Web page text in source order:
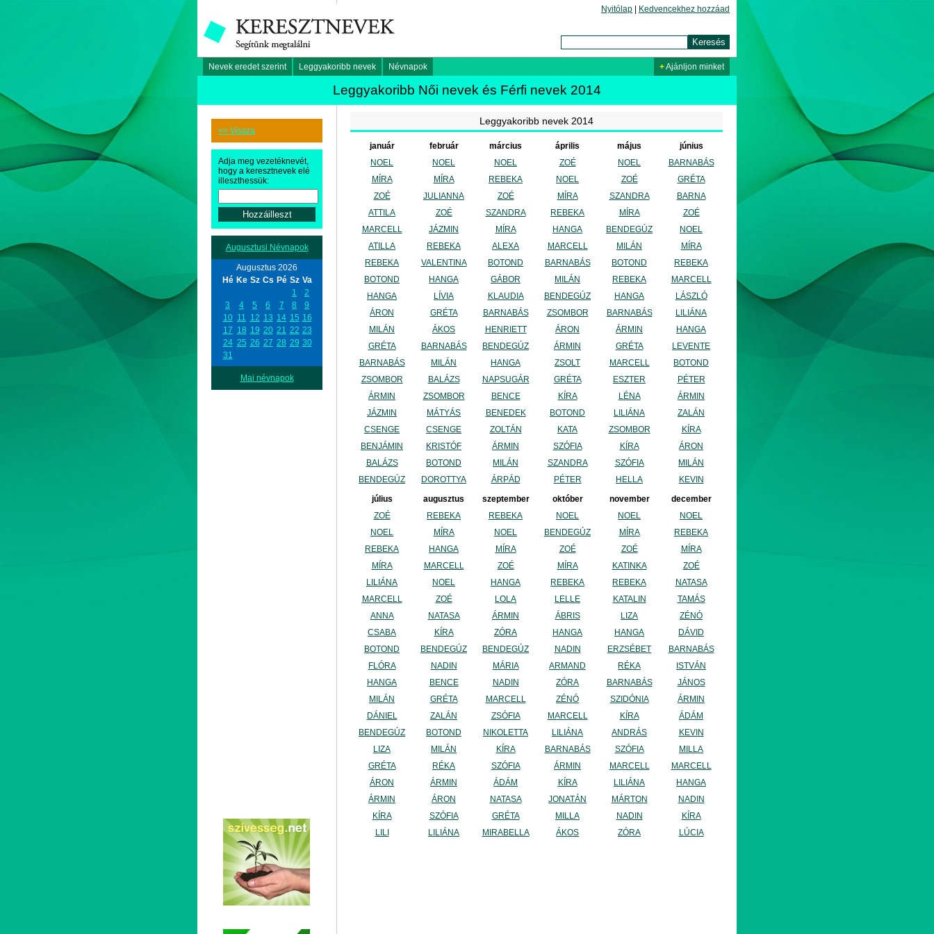
Nyitólap Kedvencekhez hozzáad
Nevek eredet szerint Leggyakoribb nevek Névnapok +Ajánljon minket
Leggyakoribb Női nevek és Férfi nevek 2014
<< Vissza
Adja meg vezetéknevét,
hogy a keresztnevek elé
illeszthessük:
Augusztusi Névnapok
Augusztus 2026
Hé Ke Sz Cs Pé Sz Va
1
2
3
4 5 6 7 8
9
10 11 12 13 14 15 16
17 18 19 20 21 22 23
24 25 26 27 28 29 30
31
Mai névnapok
Leggyakoribb nevek 2014
január
NOEL
MÍRA
ZOÉ
ATTILA
MARCELL
ATILLA
REBEKA
BOTOND
HANGA
ÁRON
MILÁN
GRÉTA
BARNABÁS
ZSOMBOR
ÁRMIN
JÁZMIN
CSENGE
BENJÁMIN
BALÁZS
BENDEGÚZ
február
NOEL
MÍRA
JULIANNA
ZOÉ
JÁZMIN
REBEKA
VALENTINA
HANGA
LÍVIA
GRÉTA
ÁKOS
BARNABÁS
MILÁN
BALÁZS
ZSOMBOR
MÁTYÁS
CSENGE
KRISTÓF
BOTOND
DOROTTYA
március
NOEL
REBEKA
ZOÉ
SZANDRA
MÍRA
ALEXA
BOTOND
GÁBOR
KLAUDIA
BARNABÁS
HENRIETT
BENDEGÚZ
HANGA
NAPSUGÁR
BENCE
BENEDEK
ZOLTÁN
ÁRMIN
MILÁN
ÁRPÁD
április
ZOÉ
NOEL
MÍRA
REBEKA
HANGA
MARCELL
BARNABÁS
MILÁN
BENDEGÚZ
ZSOMBOR
ÁRON
ÁRMIN
ZSOLT
GRÉTA
KÍRA
BOTOND
KATA
SZÓFIA
SZANDRA
PÉTER
május
NOEL
ZOÉ
SZANDRA
MÍRA
BENDEGÚZ
MILÁN
BOTOND
REBEKA
HANGA
BARNABÁS
ÁRMIN
GRÉTA
MARCELL
ESZTER
LÉNA
LILIÁNA
ZSOMBOR
KÍRA
SZÓFIA
HELLA
június
BARNABÁS
GRÉTA
BARNA
ZOÉ
NOEL
MÍRA
REBEKA
MARCELL
LÁSZLÓ
LILIÁNA
HANGA
LEVENTE
BOTOND
PÉTER
ÁRMIN
ZALÁN
KÍRA
ÁRON
MILÁN
KEVIN
július
ZOÉ
NOEL
REBEKA
MÍRA
LILIÁNA
MARCELL
ANNA
CSABA
BOTOND
FLÓRA
HANGA
MILÁN
DÁNIEL
BENDEGÚZ
LIZA
GRÉTA
ÁRON
ÁRMIN
KÍRA
LILI
augusztus
REBEKA
MÍRA
HANGA
MARCELL
NOEL
ZOÉ
NATASA
KÍRA
BENDEGÚZ
NADIN
BENCE
GRÉTA
ZALÁN
BOTOND
MILÁN
RÉKA
ÁRMIN
ÁRON
SZÓFIA
LILIÁNA
szeptember
REBEKA
NOEL
MÍRA
ZOÉ
HANGA
LOLA
ÁRMIN
ZÓRA
BENDEGÚZ
MÁRIA
NADIN
MARCELL
ZSÓFIA
NIKOLETTA
KÍRA
SZÓFIA
ÁDÁM
NATASA
GRÉTA
MIRABELLA
október
NOEL
BENDEGÚZ
ZOÉ
MÍRA
REBEKA
LELLE
ÁBRIS
HANGA
NADIN
ARMAND
ZÓRA
ZÉNÓ
MARCELL
LILIÁNA
BARNABÁS
ÁRMIN
KÍRA
JONATÁN
MILLA
ÁKOS
november
NOEL
MÍRA
ZOÉ
KATINKA
REBEKA
KATALIN
LIZA
HANGA
ERZSÉBET
RÉKA
BARNABÁS
SZIDÓNIA
KÍRA
ANDRÁS
SZÓFIA
MARCELL
LILIÁNA
MÁRTON
NADIN
ZÓRA
december
NOEL
REBEKA
MÍRA
ZOÉ
NATASA
TAMÁS
ZÉNÓ
DÁVID
BARNABÁS
ISTVÁN
JÁNOS
ÁRMIN
ÁDÁM
KEVIN
MILLA
MARCELL
HANGA
NADIN
KÍRA
LÚCIA